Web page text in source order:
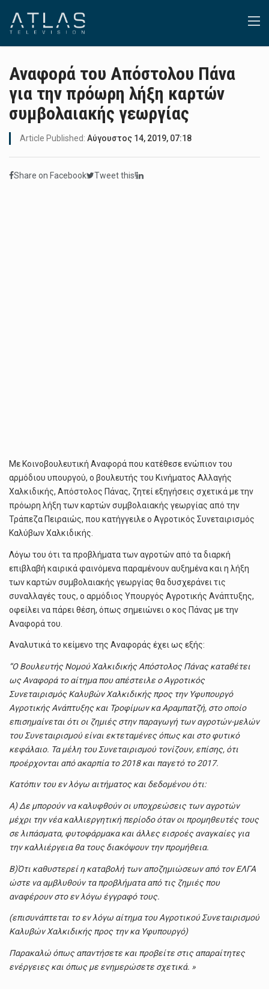
Αναφορά του Απόστολου Πάνα
για την πρόωρη λήξη καρτών
συμβολαιακής γεωργίας
Article Published: Αύγουστος 14, 2019, 07:18
Share on Facebook Tweet this!
Με Κοινοβουλευτική Αναφορά που κατέθεσε ενώπιον του
αρμόδιου υπουργού, ο βουλευτής του Κινήματος Αλλαγής
Χαλκιδικής, Απόστολος Πάνας, ζητεί εξηγήσεις σχετικά με την
πρόωρη λήξη των καρτών συμβολαιακής γεωργίας από την
Τράπεζα Πειραιώς, που κατήγγειλε ο Αγροτικός Συνεταιρισμός
Καλύβων Χαλκιδικής.
Λόγω του ότι τα προβλήματα των αγροτών από τα διαρκή
επιβλαβή καιρικά φαινόμενα παραμένουν αυξημένα και η λήξη
των καρτών συμβολαιακής γεωργίας θα δυσχεράνει τις
συναλλαγές τους, ο αρμόδιος Υπουργός Αγροτικής Ανάπτυξης,
οφείλει να πάρει θέση, όπως σημειώνει ο κος Πάνας με την
Αναφορά του.
Αναλυτικά το κείμενο της Αναφοράς έχει ως εξής:
“Ο Βουλευτής Νομού Χαλκιδικής Απόστολος Πάνας καταθέτει
ως Αναφορά το αίτημα που απέστειλε ο Αγροτικός
Συνεταιρισμός Καλυβών Χαλκιδικής προς την Υφυπουργό
Αγροτικής Ανάπτυξης και Τροφίμων κα Αραμπατζή, στο οποίο
επισημαίνεται ότι οι ζημιές στην παραγωγή των αγροτών-μελών
του Συνεταιρισμού είναι εκτεταμένες όπως και στο φυτικό
κεφάλαιο. Τα μέλη του Συνεταιρισμού τονίζουν, επίσης, ότι
προέρχονται από ακαρπία το 2018 και παγετό το 2017.
Κατόπιν του εν λόγω αιτήματος και δεδομένου ότι:
Α) Δε μπορούν να καλυφθούν οι υποχρεώσεις των αγροτών
μέχρι την νέα καλλιεργητική περίοδο όταν οι προμηθευτές τους
σε λιπάσματα, φυτοφάρμακα και άλλες εισροές αναγκαίες για
την καλλιέργεια θα τους διακόψουν την προμήθεια.
Β)Ότι καθυστερεί η καταβολή των αποζημιώσεων από τον ΕΛΓΑ
ώστε να αμβλυθούν τα προβλήματα από τις ζημιές που
αναφέρουν στο εν λόγω έγγραφό τους.
(επισυνάπτεται το εν λόγω αίτημα του Αγροτικού Συνεταιρισμού
Καλυβών Χαλκιδικής προς την κα Υφυπουργό)
Παρακαλώ όπως απαντήσετε και προβείτε στις απαραίτητες
ενέργειες και όπως με ενημερώσετε σχετικά. »